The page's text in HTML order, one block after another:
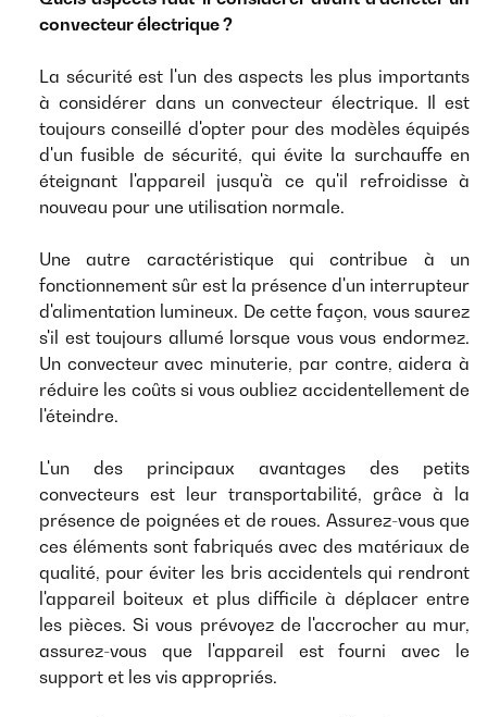
convecteur électrique ?
La sécurité est l'un des aspects les plus importants
à considérer dans un convecteur électrique. Il est
toujours conseillé d'opter pour des modèles équipés
d'un fusible de sécurité, qui évite la surchauffe en
éteignant l'appareil jusqu'à ce qu'il refroidisse à
nouveau pour une utilisation normale.
Une autre caractéristique qui contribue à un
fonctionnement sûr est la présence d'un interrupteur
d'alimentation lumineux. De cette façon, vous saurez
s'il est toujours allumé lorsque vous vous endormez.
Un convecteur avec minuterie, par contre, aidera à
réduire les coûts si vous oubliez accidentellement de
l'éteindre.
L'un des principaux avantages des petits
convecteurs est leur transportabilité, grâce à la
présence de poignées et de roues. Assurez-vous que
ces éléments sont fabriqués avec des matériaux de
qualité, pour éviter les bris accidentels qui rendront
l'appareil boiteux et plus difficile à déplacer entre
les pièces. Si vous prévoyez de l'accrocher au mur,
assurez-vous que l'appareil est fourni avec le
support et les vis appropriés.